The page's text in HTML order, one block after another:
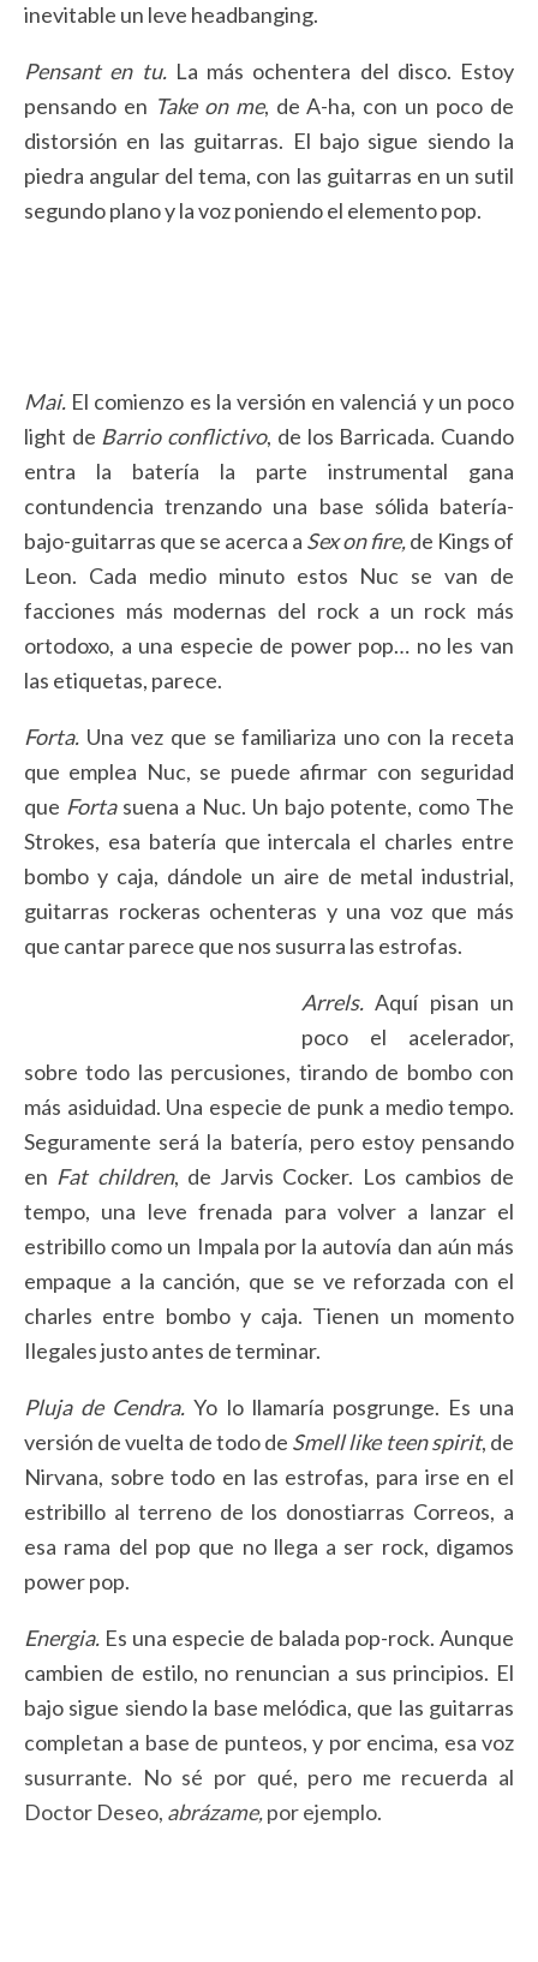
inevitable un leve headbanging.
Pensant en tu. La más ochentera del disco. Estoy
pensando en Take on me, de A-ha, con un poco de
distorsión en las guitarras. El bajo sigue siendo la
piedra angular del tema, con las guitarras en un sutil
segundo plano y la voz poniendo el elemento pop.
Mai. El comienzo es la versión en valenciá y un poco
light de Barrio conflictivo, de los Barricada. Cuando
entra la batería la parte instrumental gana
contundencia trenzando una base sólida batería-
bajo-guitarras que se acerca a Sex on fire,de Kings of
Leon. Cada medio minuto estos Nuc se van de
facciones más modernas del rock a un rock más
ortodoxo, a una especie de power pop… no les van
las etiquetas, parece.
Forta. Una vez que se familiariza uno con la receta
que emplea Nuc, se puede afirmar con seguridad
que Forta suena a Nuc. Un bajo potente, como The
Strokes, esa batería que intercala el charles entre
bombo y caja, dándole un aire de metal industrial,
guitarras rockeras ochenteras y una voz que más
que cantar parece que nos susurra las estrofas.
Arrels. Aquí pisan un
poco el acelerador,
sobre todo las percusiones, tirando de bombo con
más asiduidad. Una especie de punk a medio tempo.
Seguramente será la batería, pero estoy pensando
en Fat children, de Jarvis Cocker. Los cambios de
tempo, una leve frenada para volver a lanzar el
estribillo como un Impala por la autovía dan aún más
empaque a la canción, que se ve reforzada con el
charles entre bombo y caja. Tienen un momento
Ilegales justo antes de terminar.
Pluja de Cendra. Yo lo llamaría posgrunge. Es una
versión de vuelta de todo de Smell like teen spirit, de
Nirvana, sobre todo en las estrofas, para irse en el
estribillo al terreno de los donostiarras Correos, a
esa rama del pop que no llega a ser rock, digamos
power pop.
Energia. Es una especie de balada pop-rock. Aunque
cambien de estilo, no renuncian a sus principios. El
bajo sigue siendo la base melódica, que las guitarras
completan a base de punteos, y por encima, esa voz
susurrante. No sé por qué, pero me recuerda al
Doctor Deseo, abrázame,por ejemplo.